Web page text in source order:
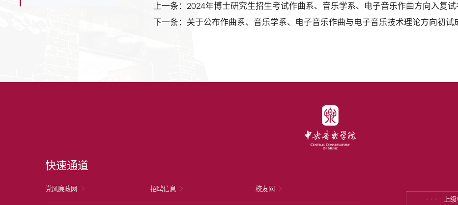
上一条：2024年博士研究生招生考试作曲系、音乐学系、电子音乐作曲方向入复试
下一条：关于公布作曲系、音乐学系、电子音乐作曲与电子音乐技术理论方向初试
快速通道
党风廉政网 招聘信息
校友网
* * *
上级